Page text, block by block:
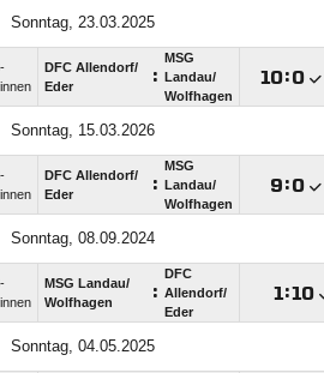
Sonntag, 23.03.2025
DFC Allendorf/​
Eder
:
MSG
Landau/​
Wolfhagen
:
Sonntag, 15.03.2026
DFC Allendorf/​
Eder
:
MSG
Landau/​
Wolfhagen
:
Sonntag, 08.09.2024
MSG Landau/​
Wolfhagen
:
DFC
Allendorf/​
Eder
:
Sonntag, 04.05.2025